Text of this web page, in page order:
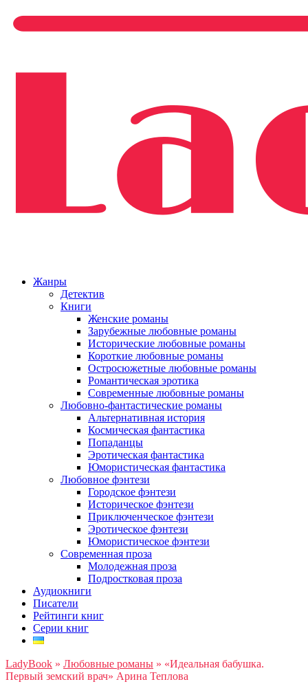
Жанры
Детектив
Книги
Женские романы
Зарубежные любовные романы
Исторические любовные романы
Короткие любовные романы
Остросюжетные любовные романы
Романтическая эротика
Современные любовные романы
Любовно-фантастические романы
Альтернативная история
Космическая фантастика
Попаданцы
Эротическая фантастика
Юмористическая фантастика
Любовное фэнтези
Городское фэнтези
Историческое фэнтези
Приключенческое фэнтези
Эротическое фэнтези
Юмористическое фэнтези
Современная проза
Молодежная проза
Подростковая проза
Аудиокниги
Писатели
Рейтинги книг
Серии книг
LadyBook » Любовные романы » «Идеальная бабушка.
Первый земский врач» Арина Теплова